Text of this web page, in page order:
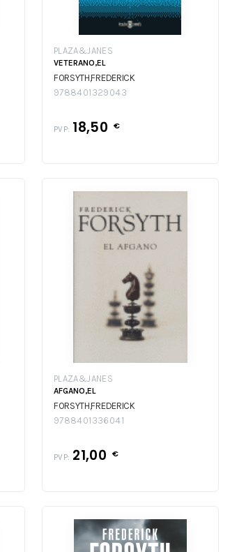
PLAZA&JANES
VETERANO,EL
FORSYTH,FREDERICK
9788401329043
PVP: 18,50 €
PLAZA&JANES
AFGANO,EL
FORSYTH,FREDERICK
9788401336041
PVP: 21,00 €